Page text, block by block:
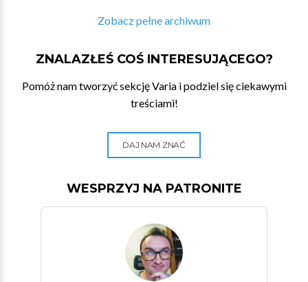
Zobacz pełne archiwum
ZNALAZŁEŚ COŚ INTERESUJĄCEGO?
Pomóż nam tworzyć sekcję Varia i podziel się ciekawymi
treściami!
DAJ NAM ZNAĆ
WESPRZYJ NA PATRONITE